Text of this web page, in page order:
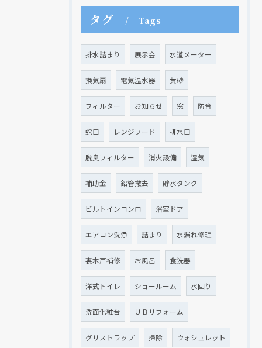
タグ Tags
排水詰まり 展示会 水道メーター
換気扇 電気温水器 黄砂
フィルター お知らせ 窓 防音
蛇口 レンジフード 排水口
脱臭フィルター 消火設備 湿気
補助金 鉛管撤去 貯水タンク
ビルトインコンロ 浴室ドア
エアコン洗浄 詰まり 水漏れ修理
裏木戸補修 お風呂 食洗器
洋式トイレ ショールーム 水回り
洗面化粧台 ＵＢリフォーム
グリストラップ 掃除 ウォシュレット